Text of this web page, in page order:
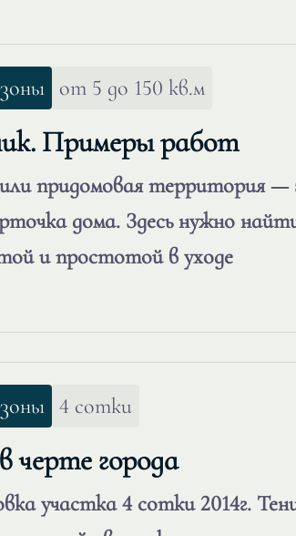
от 5 до 150 кв.м
Примеры работ
придомовая территория
дома. Здесь нужно
и простотой в уходе
4 сотки
черте города
участка 4 сотки 2014г.